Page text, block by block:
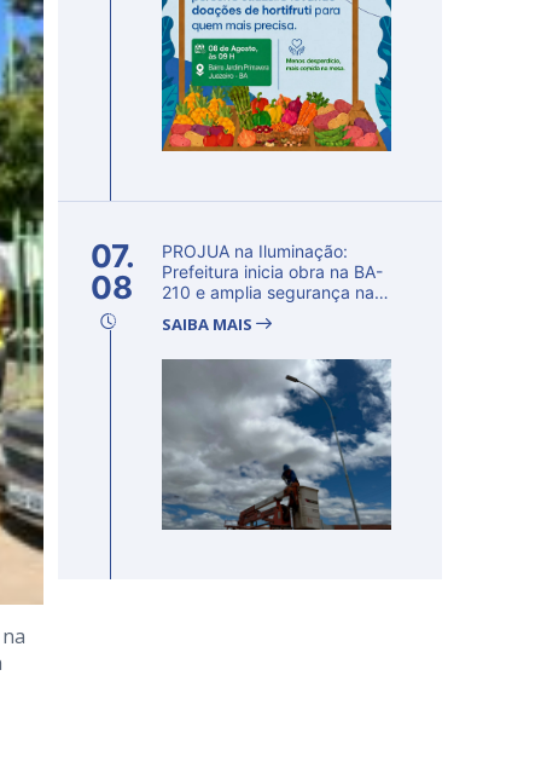
07.
08
PROJUA na Iluminação:
Prefeitura inicia obra na BA-
210 e amplia segurança na
SAIBA MAIS